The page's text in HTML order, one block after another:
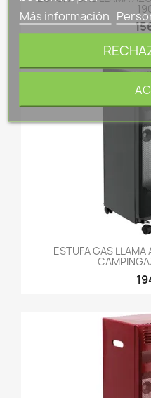
ESTUFA GAS LLAMA
Más información